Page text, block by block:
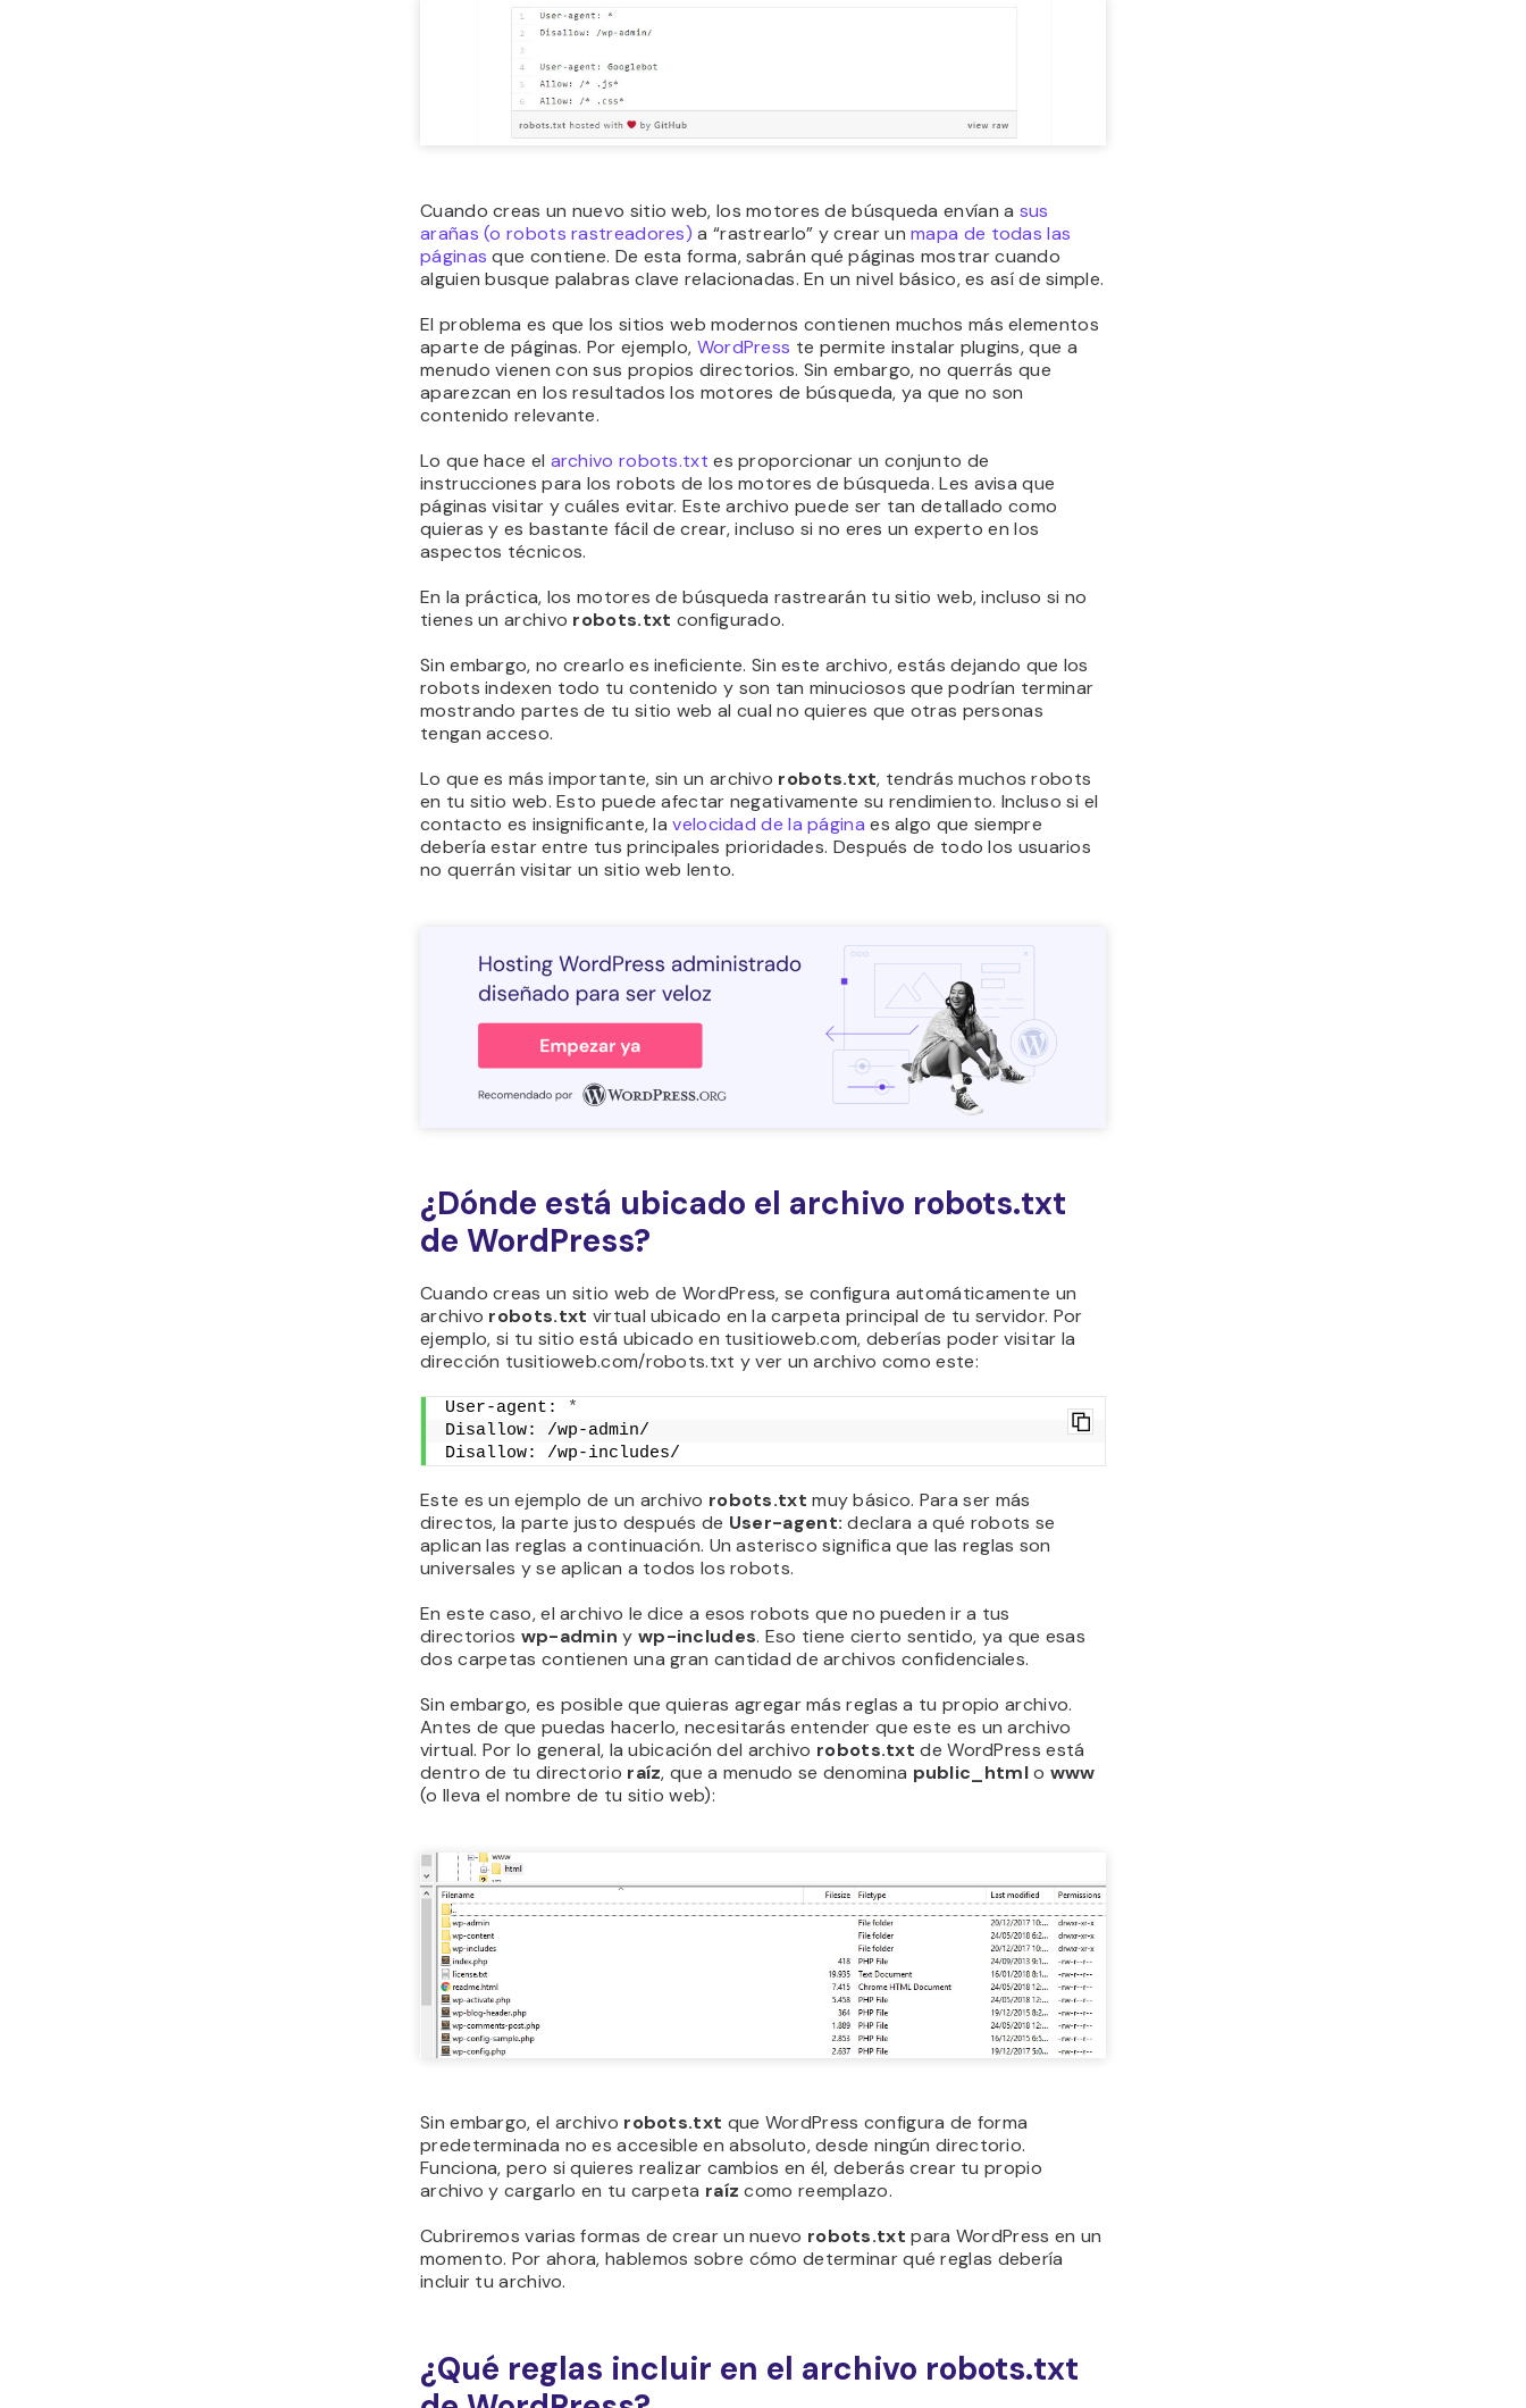
Cuando creas un nuevo sitio web, los motores de búsqueda envían a sus
arañas (o robots rastreadores) a “rastrearlo” y crear unmapa de todas las
páginas que contiene. De esta forma, sabrán qué páginas mostrar cuando
alguien busque palabras clave relacionadas. En un nivel básico, es así de simple.
El problema es que los sitios web modernos contienen muchos más elementos
aparte de páginas. Por ejemplo, WordPress te permite instalar plugins, que a
menudo vienen con sus propios directorios. Sin embargo, no querrás que
aparezcan en los resultados los motores de búsqueda, ya que no son
contenido relevante.
Lo que hace el archivo robots.txt es proporcionar un conjunto de
instrucciones para los robots de los motores de búsqueda. Les avisa que
páginas visitar y cuáles evitar. Este archivo puede ser tan detallado como
quieras y es bastante fácil de crear, incluso si no eres un experto en los
aspectos técnicos.
En la práctica, los motores de búsqueda rastrearán tu sitio web, incluso si no
tienes un archivo robots.txt configurado.
Sin embargo, no crearlo es ineficiente. Sin este archivo, estás dejando que los
robots indexen todo tu contenido y son tan minuciosos que podrían terminar
mostrando partes de tu sitio web al cual no quieres que otras personas
tengan acceso.
Lo que es más importante, sin un archivo robots.txt, tendrás muchos robots
en tu sitio web. Esto puede afectar negativamente su rendimiento. Incluso si el
contacto es insignificante, lavelocidad de la página es algo que siempre
debería estar entre tus principales prioridades. Después de todo los usuarios
no querrán visitar un sitio web lento.
¿Dónde está ubicado el archivo robots.txt
de WordPress?
Cuando creas un sitio web de WordPress, se configura automáticamente un
archivo robots.txt virtual ubicado en la carpeta principal de tu servidor. Por
ejemplo, si tu sitio está ubicado en tusitioweb.com, deberías poder visitar la
dirección tusitioweb.com/robots.txt y ver un archivo como este:
User-agent:
*
Disallow: /wp-admin/
Disallow: /wp-includes/
Este es un ejemplo de un archivo robots.txt muy básico. Para ser más
directos, la parte justo después de User-agent: declara a qué robots se
aplican las reglas a continuación. Un asterisco significa que las reglas son
universales y se aplican a todos los robots.
En este caso, el archivo le dice a esos robots que no pueden ir a tus
directorios wp-admin y wp-includes. Eso tiene cierto sentido, ya que esas
dos carpetas contienen una gran cantidad de archivos confidenciales.
Sin embargo, es posible que quieras agregar más reglas a tu propio archivo.
Antes de que puedas hacerlo, necesitarás entender que este es un archivo
virtual. Por lo general, la ubicación del archivo robots.txt de WordPress está
dentro de tu directorio raíz, que a menudo se denomina public_htmlo www
(o lleva el nombre de tu sitio web):
Sin embargo, el archivo robots.txt que WordPress configura de forma
predeterminada no es accesible en absoluto, desde ningún directorio.
Funciona, pero si quieres realizar cambios en él, deberás crear tu propio
archivo y cargarlo en tu carpeta raíz como reemplazo.
Cubriremos varias formas de crear un nuevo robots.txt para WordPress en un
momento. Por ahora, hablemos sobre cómo determinar qué reglas debería
incluir tu archivo.
¿Qué reglas incluir en el archivo robots.txt